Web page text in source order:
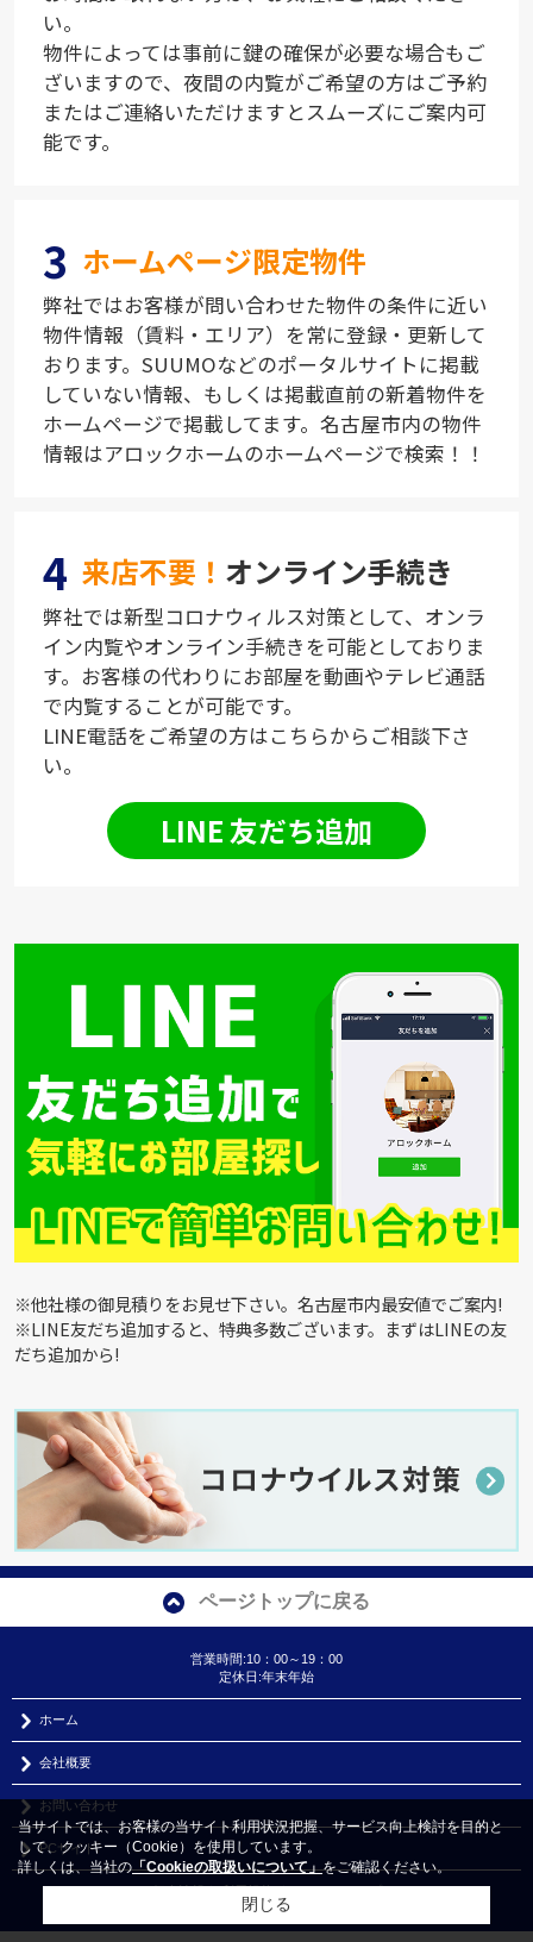
い。
物件によっては事前に鍵の確保が必要な場合もご
ざいますので、夜間の内覧がご希望の方はご予約
またはご連絡いただけますとスムーズにご案内可
能です。
3 ホームページ限定物件
弊社ではお客様が問い合わせた物件の条件に近い
物件情報（賃料・エリア）を常に登録・更新して
おります。SUUMOなどのポータルサイトに掲載
していない情報、もしくは掲載直前の新着物件を
ホームページで掲載してます。名古屋市内の物件
情報はアロックホームのホームページで検索！！
4 来店不要！ オンライン手続き
弊社では新型コロナウィルス対策として、オンラ
イン内覧やオンライン手続きを可能としておりま
す。お客様の代わりにお部屋を動画やテレビ通話
で内覧することが可能です。
LINE電話をご希望の方はこちらからご相談下さ
い。
LINE 友だち追加
※他社様の御見積りをお見せ下さい。名古屋市内最安値でご案内!
※LINE友だち追加すると、特典多数ございます。まずはLINEの友
だち追加から!
ページトップに戻る
営業時間:10：00～19：00
定休日:年末年始
ホーム
会社概要
お問い合わせ
PCサイト
個人情報｜利用規約｜アクセスマップ
Copyright(c) 株式会社アロックホーム All rights reserved.
当サイトでは、お客様の当サイト利用状況把握、サービス向上検討を目的と
して、クッキー（Cookie）を使用しています。
詳しくは、当社の「Cookieの取扱いについて」をご確認ください。
閉じる